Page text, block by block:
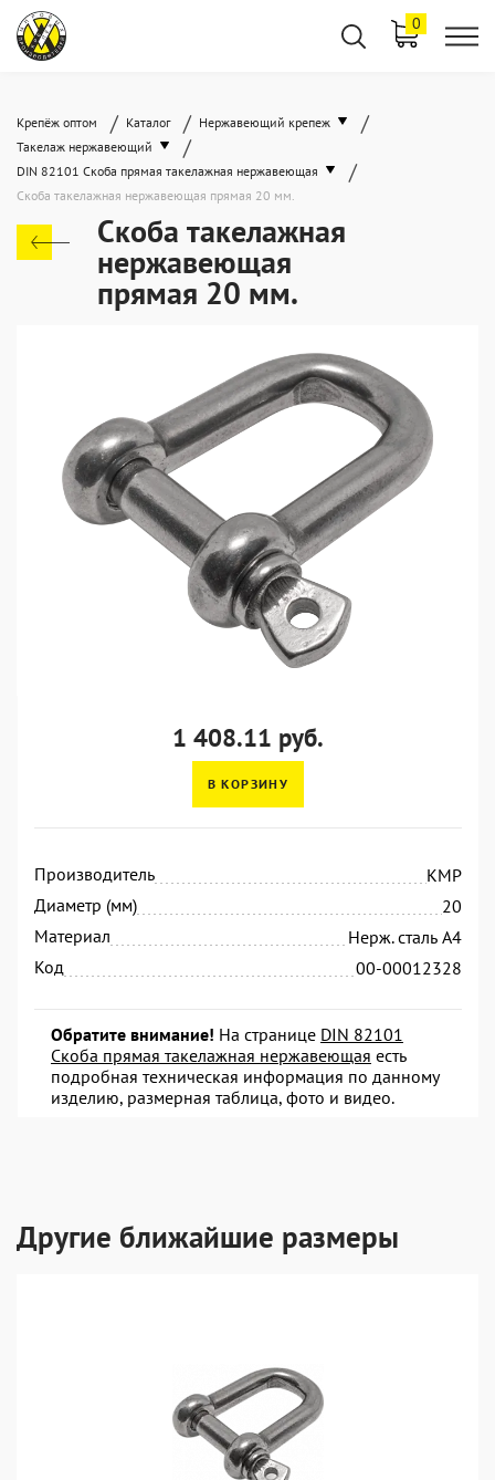
0
Крепёж оптом / Каталог / Нержавеющий крепеж /
Такелаж нержавеющий /
DIN 82101 Скоба прямая такелажная нержавеющая /
Скоба такелажная нержавеющая прямая 20 мм.
Скоба такелажная
нержавеющая
прямая 20 мм.
1 408.11 руб.
В КОРЗИНУ
Производитель
KMP
Диаметр (мм)
20
Материал
Нерж. сталь А4
Код
00-00012328
Обратите внимание! На странице DIN 82101
Скоба прямая такелажная нержавеющая есть
подробная техническая информация по данному
изделию, размерная таблица, фото и видео.
Другие ближайшие размеры